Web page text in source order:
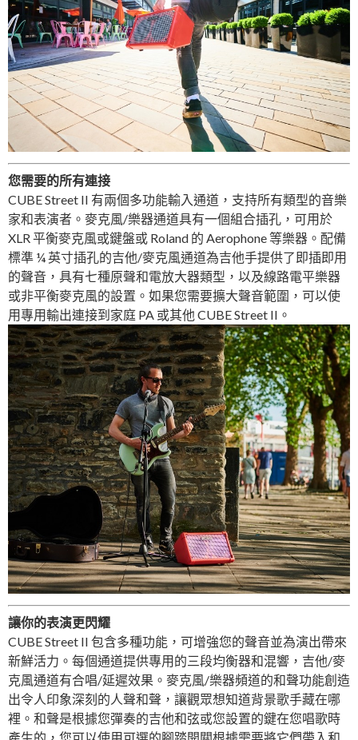
您需要的所有連接
CUBE Street II 有兩個多功能輸入通道，支持所有類型的音樂
家和表演者。麥克風/樂器通道具有一個組合插孔，可用於
XLR 平衡麥克風或鍵盤或 Roland 的 Aerophone 等樂器。配備
標準 ¼ 英寸插孔的吉他/麥克風通道為吉他手提供了即插即用
的聲音，具有七種原聲和電放大器類型，以及線路電平樂器
或非平衡麥克風的設置。如果您需要擴大聲音範圍，可以使
用專用輸出連接到家庭 PA 或其他 CUBE Street II。
讓你的表演更閃耀
CUBE Street II 包含多種功能，可增強您的聲音並為演出帶來
新鮮活力。每個通道提供專用的三段均衡器和混響，吉他/麥
克風通道有合唱/延遲效果。麥克風/樂器頻道的和聲功能創造
出令人印象深刻的人聲和聲，讓觀眾想知道背景歌手藏在哪
裡。和聲是根據您彈奏的吉他和弦或您設置的鍵在您唱歌時